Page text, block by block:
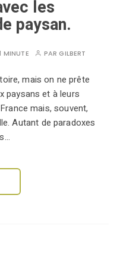
les
paysan.
MINUTE PARGILBERT
mais on ne prête
paysans et à leurs
mais, souvent,
Autant de paradoxes